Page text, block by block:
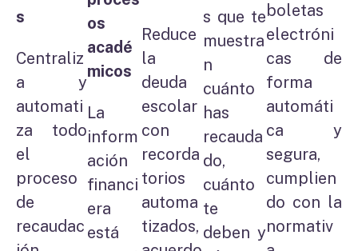
s
Centraliz
a y
automati
za todo
el
proceso
de
recaudac
os
acadé
micos
La
inform
ación
financi
era
está
Reduce
la
deuda
escolar
con
recorda
torios
automa
tizados,
s que te
muestra
n
cuánto
has
recauda
do,
cuánto
te
deben y
boletas
electróni
cas de
forma
automáti
ca y
segura,
cumplien
do con la
normativ